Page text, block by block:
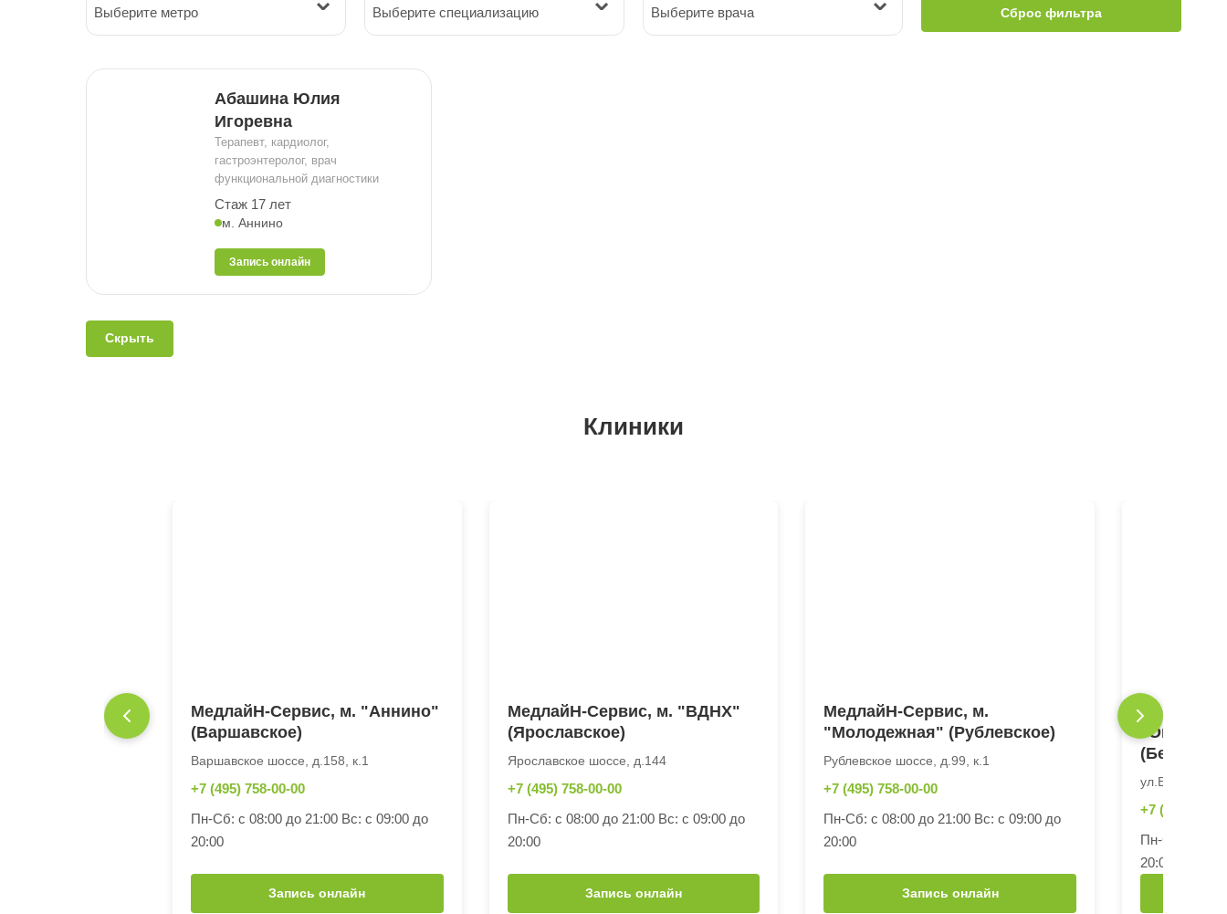
Выберите метро Выберите специализацию Выберите врача Сброс фильтра
Абашина Юлия
Игоревна
Терапевт, кардиолог,
гастроэнтеролог, врач
функциональной диагностики
Стаж 17 лет
м. Аннино
Запись онлайн
Скрыть
Клиники
МедлайН-Сервис, м. "Аннино"
(Варшавское)
Варшавское шоссе, д.158, к.1
+7 (495) 758-00-00
Пн-Сб: с 08:00 до 21:00 Вс: с 09:00 до
20:00
Запись онлайн
МедлайН-Сервис, м. "ВДНХ"
(Ярославское)
Ярославское шоссе, д.144
+7 (495) 758-00-00
Пн-Сб: с 08:00 до 21:00 Вс: с 09:00 до
20:00
Запись онлайн
МедлайН-Сервис, м.
"Молодежная" (Рублевское)
Рублевское шоссе, д.99, к.1
+7 (495) 758-00-00
Пн-Сб: с 08:00 до 21:00 Вс: с 09:00 до
20:00
Запись онлайн
МедлайН-
+7 (495) 758-
Пн-Сб: с
20:00